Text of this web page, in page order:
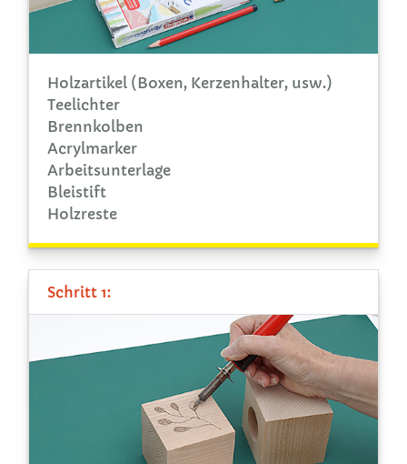
Holzartikel (Boxen, Kerzenhalter, usw.)
Teelichter
Brennkolben
Acrylmarker
Arbeitsunterlage
Bleistift
Holzreste
Schritt 1: